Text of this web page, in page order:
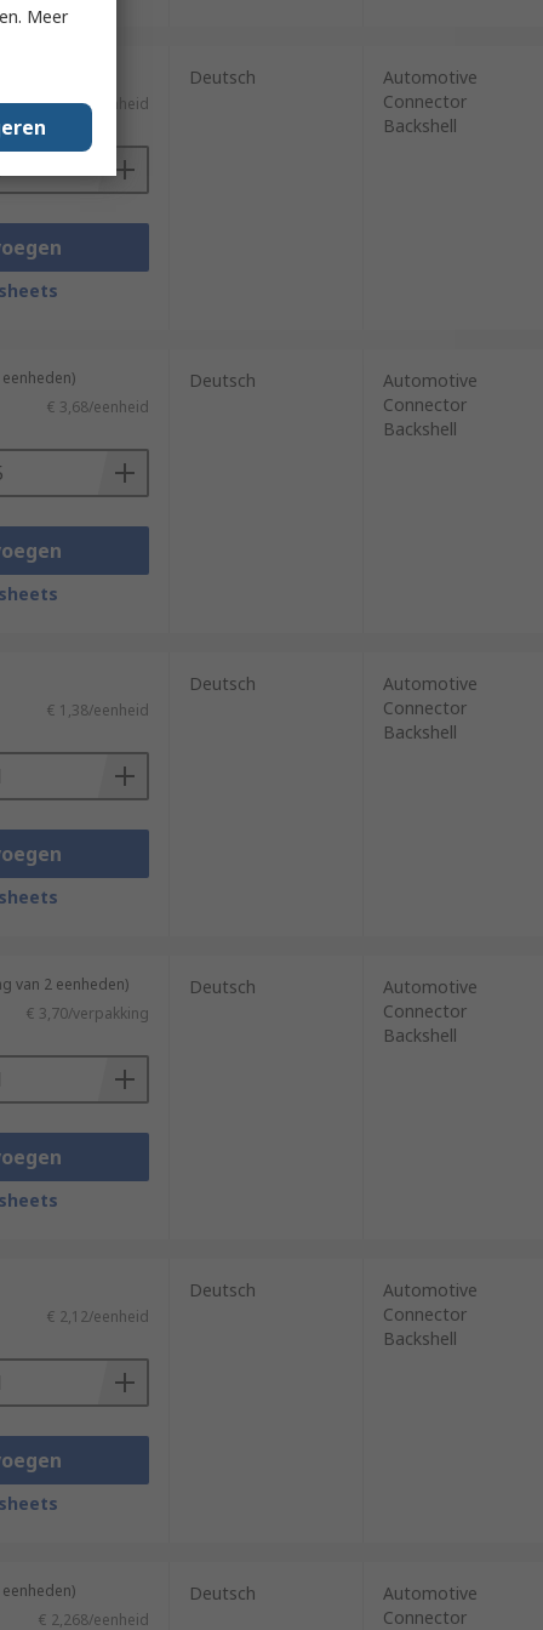
€ 4,646/eenheid
Deutsch
Automotive
Connector
Backshell
€ 3,68/eenheid
Deutsch
Automotive
Connector
Backshell
€ 1,38/eenheid
Deutsch
Automotive
Connector
Backshell
van 2 eenheden)
€ 3,70/verpakking
Deutsch
Automotive
Connector
Backshell
€ 2,12/eenheid
Deutsch
Automotive
Connector
Backshell
€ 2,268/eenheid
Deutsch
Automotive
Connector
Meer